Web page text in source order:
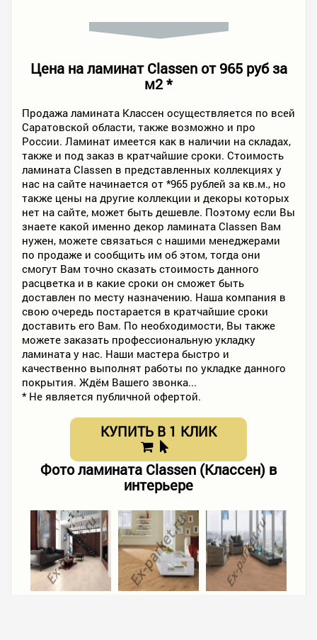
Цена на ламинат Classen от 965 руб за
м2 *
Продажа ламината Классен осуществляется по всей
Саратовской области, также возможно и про
России. Ламинат имеется как в наличии на складах,
также и под заказ в кратчайшие сроки. Стоимость
ламината Classen в представленных коллекциях у
нас на сайте начинается от *965 рублей за кв.м., но
также цены на другие коллекции и декоры которых
нет на сайте, может быть дешевле. Поэтому если Вы
знаете какой именно декор ламината Classen Вам
нужен, можете связаться с нашими менеджерами
по продаже и сообщить им об этом, тогда они
смогут Вам точно сказать стоимость данного
расцветка и в какие сроки он сможет быть
доставлен по месту назначению. Наша компания в
свою очередь постарается в кратчайшие сроки
доставить его Вам. По необходимости, Вы также
можете заказать профессиональную укладку
ламината у нас. Наши мастера быстро и
качественно выполнят работы по укладке данного
покрытия. Ждём Вашего звонка...
* Не является публичной офертой.
КУПИТЬ В 1 КЛИК
Фото ламината Classen (Классен) в
интерьере